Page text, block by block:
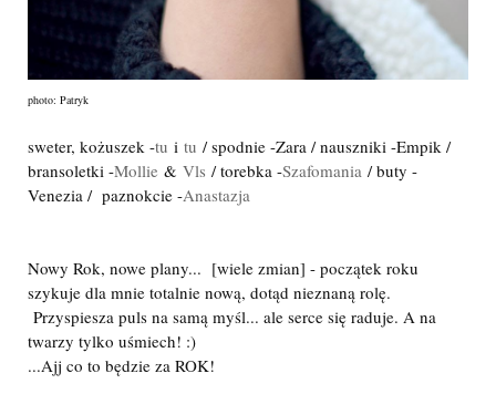
photo: Patryk
sweter, kożuszek -tu i tu / spodnie -Zara / nauszniki -Empik /
bransoletki -Mollie & Vls / torebka -Szafomania / buty -
Venezia / paznokcie -Anastazja
Nowy Rok, nowe plany... [wiele zmian] - początek roku
szykuje dla mnie totalnie nową, dotąd nieznaną rolę.
Przyspiesza puls na samą myśl... ale serce się raduje. A na
twarzy tylko uśmiech! :)
...Ajj co to będzie za ROK!